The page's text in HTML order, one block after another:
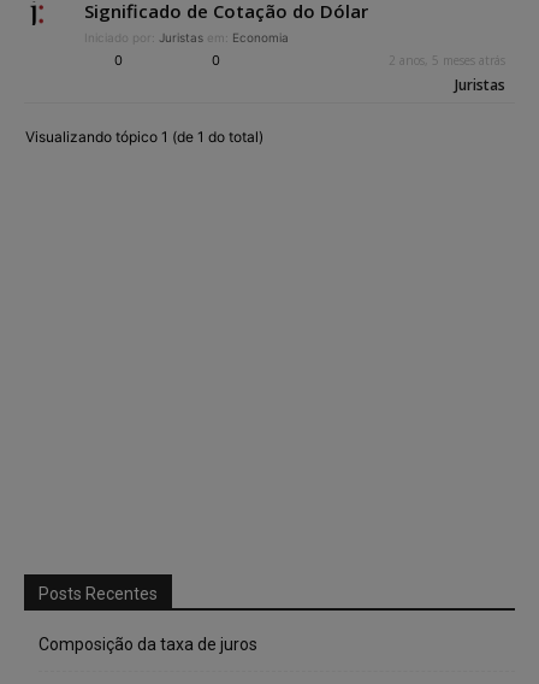
Significado de Cotação do Dólar
Iniciado por: Juristas em: Economia
0 0 2 anos, 5 meses atrás
Juristas
Visualizando tópico 1 (de 1 do total)
Posts Recentes
Composição da taxa de juros